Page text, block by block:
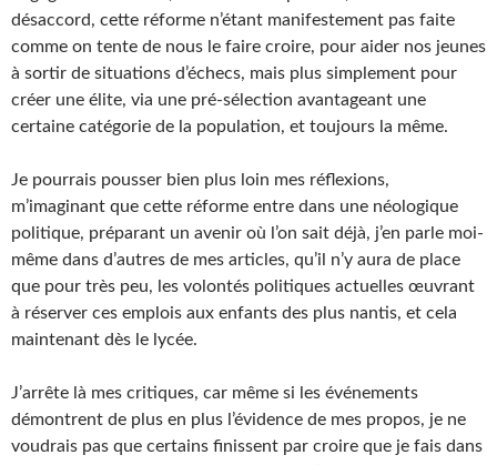
désaccord, cette réforme n’étant manifestement pas faite
comme on tente de nous le faire croire, pour aider nos jeunes
à sortir de situations d’échecs, mais plus simplement pour
créer une élite, via une pré-sélection avantageant une
certaine catégorie de la population, et toujours la même.
Je pourrais pousser bien plus loin mes réflexions,
m’imaginant que cette réforme entre dans une néologique
politique, préparant un avenir où l’on sait déjà, j’en parle moi-
même dans d’autres de mes articles, qu’il n’y aura de place
que pour très peu, les volontés politiques actuelles œuvrant
à réserver ces emplois aux enfants des plus nantis, et cela
maintenant dès le lycée.
J’arrête là mes critiques, car même si les événements
démontrent de plus en plus l’évidence de mes propos, je ne
voudrais pas que certains finissent par croire que je fais dans